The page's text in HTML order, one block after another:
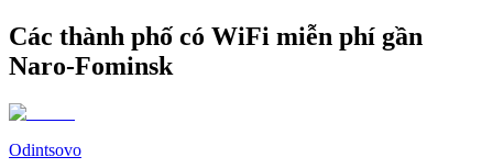
Các thành phố có WiFi miễn phí gần
Naro-Fominsk
Odintsovo